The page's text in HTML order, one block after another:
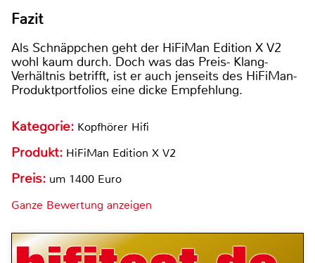
Fazit
Als Schnäppchen geht der HiFiMan Edition X V2
wohl kaum durch. Doch was das Preis- Klang-
Verhältnis betrifft, ist er auch jenseits des HiFiMan-
Produktportfolios eine dicke Empfehlung.
Kategorie: Kopfhörer Hifi
Produkt: HiFiMan Edition X V2
Preis: um 1400 Euro
Ganze Bewertung anzeigen